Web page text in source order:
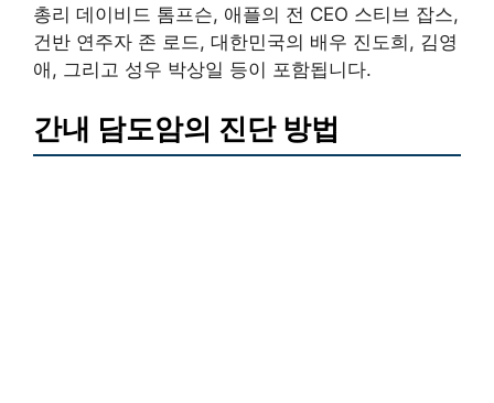
총리 데이비드 톰프슨, 애플의 전 CEO 스티브 잡스,
건반 연주자 존 로드, 대한민국의 배우 진도희, 김영
애, 그리고 성우 박상일 등이 포함됩니다.
간내 담도암의 진단 방법